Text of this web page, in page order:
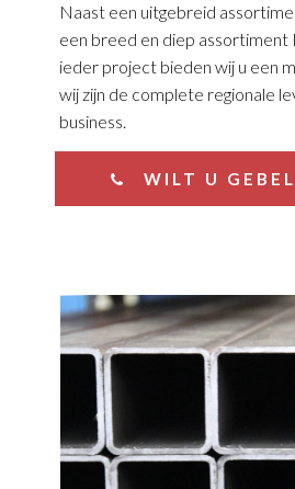
Naast een uitgebreid
een breed en diep assortiment
ieder project bieden wij u een
wij zijn de complete regionale
business.
WILT U